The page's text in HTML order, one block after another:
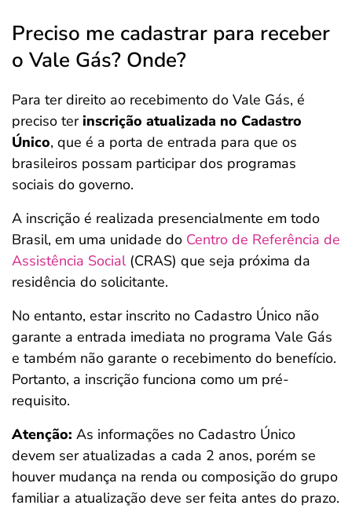
Preciso me cadastrar para receber
o Vale Gás? Onde?
Para ter direito ao recebimento do Vale Gás, é
preciso ter inscrição atualizada no Cadastro
Único, que é a porta de entrada para que os
brasileiros possam participar dos programas
sociais do governo.
A inscrição é realizada presencialmente em todo
Brasil, em uma unidade do Centro de Referência de
Assistência Social(CRAS) que seja próxima da
residência do solicitante.
No entanto, estar inscrito no Cadastro Único não
garante a entrada imediata no programa Vale Gás
e também não garante o recebimento do benefício.
Portanto, a inscrição funciona como um pré-
requisito.
Atenção: As informações no Cadastro Único
devem ser atualizadas a cada 2 anos, porém se
houver mudança na renda ou composição do grupo
familiar a atualização deve ser feita antes do prazo.